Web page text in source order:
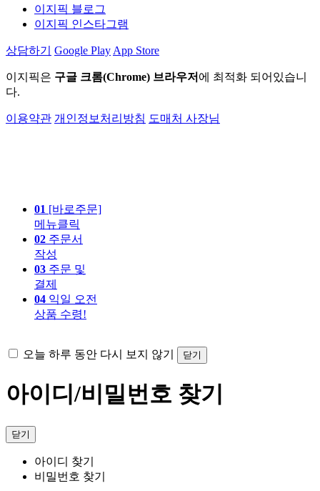
이지픽 블로그
이지픽 인스타그램
상담하기 Google Play App Store
이지픽은 구글 크롬(Chrome) 브라우저 에 최적화 되어있습니
다.
이용약관 개인정보처리방침 도매처 사장님
01 [바로주문]
메뉴클릭
02 주문서
작성
03 주문 및
결제
04 익일 오전
상품 수령!
오늘 하루 동안 다시 보지 않기 닫기
아이디/비밀번호 찾기
닫기
아이디 찾기
비밀번호 찾기